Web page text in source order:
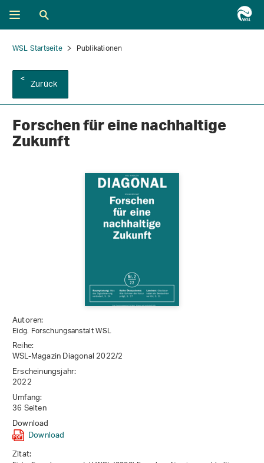
WSL Startseite Publikationen
Zurück
Forschen für eine nachhaltige
Zukunft
Autoren:
Eidg. Forschungsanstalt WSL
Reihe:
WSL-Magazin Diagonal 2022/2
Erscheinungsjahr:
2022
Umfang:
36 Seiten
Download
Download
Zitat: